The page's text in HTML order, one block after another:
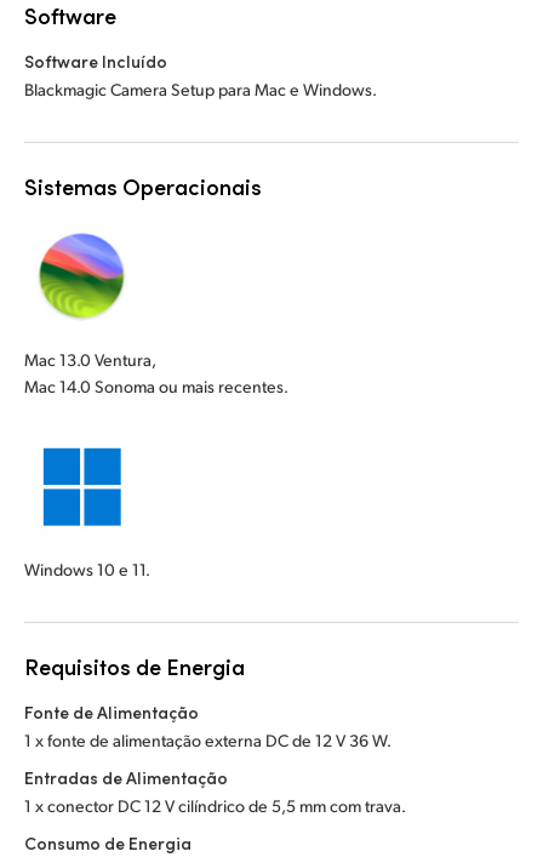
Software
Software Incluído
Blackmagic Camera Setup para Mac e Windows.
Sistemas Operacionais
Mac 13.0 Ventura,
Mac 14.0 Sonoma ou mais recentes.
Windows 10 e 11.
Requisitos de Energia
Fonte de Alimentação
1 x fonte de alimentação externa DC de 12 V 36 W.
Entradas de Alimentação
1 x conector DC 12 V cilíndrico de 5,5 mm com trava.
Consumo de Energia